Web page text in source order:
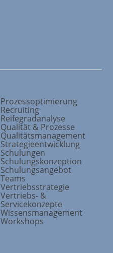
Prozessoptimierung
Recruiting
Reifegradanalyse
Qualität & Prozesse
Qualitätsmanagement
Strategieentwicklung
Schulungen
Schulungskonzeption
Schulungsangebot
Teams
Vertriebsstrategie
Vertriebs- &
Servicekonzepte
Wissensmanagement
Workshops